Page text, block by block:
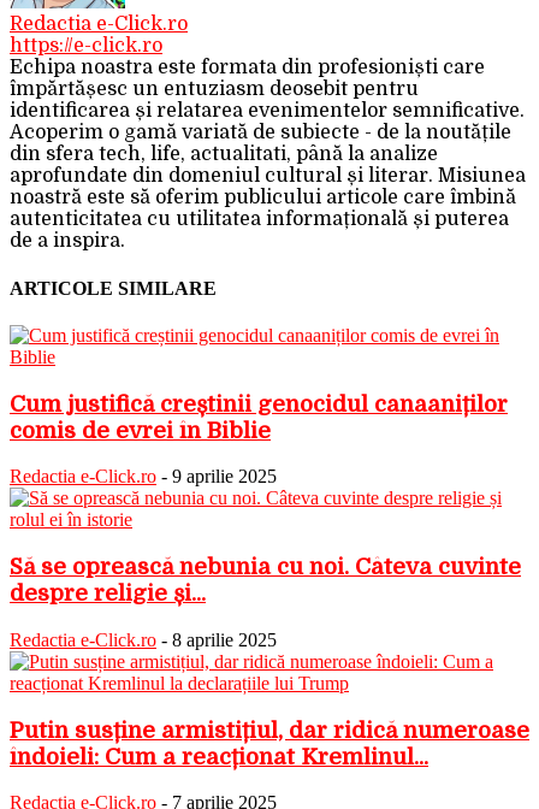
Redactia e-Click.ro
https://e-click.ro
Echipa noastra este formata din profesioniști care
împărtășesc un entuziasm deosebit pentru
identificarea și relatarea evenimentelor semnificative.
Acoperim o gamă variată de subiecte - de la noutățile
din sfera tech, life, actualitati, până la analize
aprofundate din domeniul cultural și literar. Misiunea
noastră este să oferim publicului articole care îmbină
autenticitatea cu utilitatea informațională și puterea
de a inspira.
ARTICOLE SIMILARE
Cum justifică creștinii genocidul canaaniților
comis de evrei în Biblie
Redactia e-Click.ro - 9 aprilie 2025
Să se oprească nebunia cu noi. Câteva cuvinte
despre religie și...
Redactia e-Click.ro - 8 aprilie 2025
Putin susține armistițiul, dar ridică numeroase
îndoieli: Cum a reacționat Kremlinul...
Redactia e-Click.ro - 7 aprilie 2025